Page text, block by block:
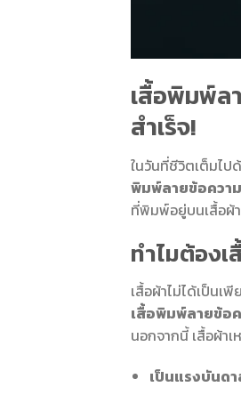
เสื้อพิมพ์ล
สำเร็จ!
ในวันที่ชีวิตเต็มไป
พิมพ์ลายข้อควา
ที่พิมพ์อยู่บนเสื้อผ้า
ทำไมต้อง
เสื้อผ้าไม่ได้เป็นเ
เสื้อพิมพ์ลายข้อ
นอกจากนี้ เสื้อผ้า
เป็นแรงบันด